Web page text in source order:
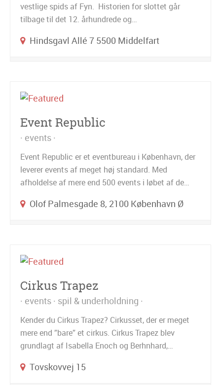
vestlige spids af Fyn. Historien for slottet går
tilbage til det 12. århundrede og…
Hindsgavl Allé 7 5500 Middelfart
Event Republic
events
Event Republic er et eventbureau i København, der
leverer events af meget høj standard. Med
afholdelse af mere end 500 events i løbet af de…
Olof Palmesgade 8, 2100 København Ø
Cirkus Trapez
events spil & underholdning
Kender du Cirkus Trapez? Cirkusset, der er meget
mere end ”bare” et cirkus. Cirkus Trapez blev
grundlagt af Isabella Enoch og Berhnhard,…
Tovskovvej 15